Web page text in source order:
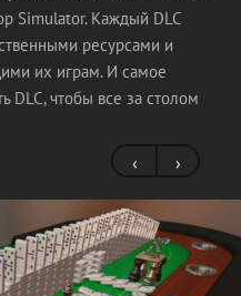
Simulator. Каждый DLC
ресурсами и
их играм. И самое
DLC, чтобы все за столом
‹ ›